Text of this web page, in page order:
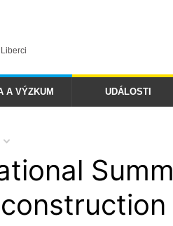
A VÝZKUM UDÁLOSTI